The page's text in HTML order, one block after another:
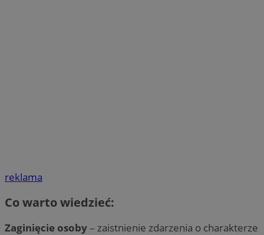
reklama
Co warto wiedzieć:
Zaginięcie osoby– zaistnienie zdarzenia o charakterze